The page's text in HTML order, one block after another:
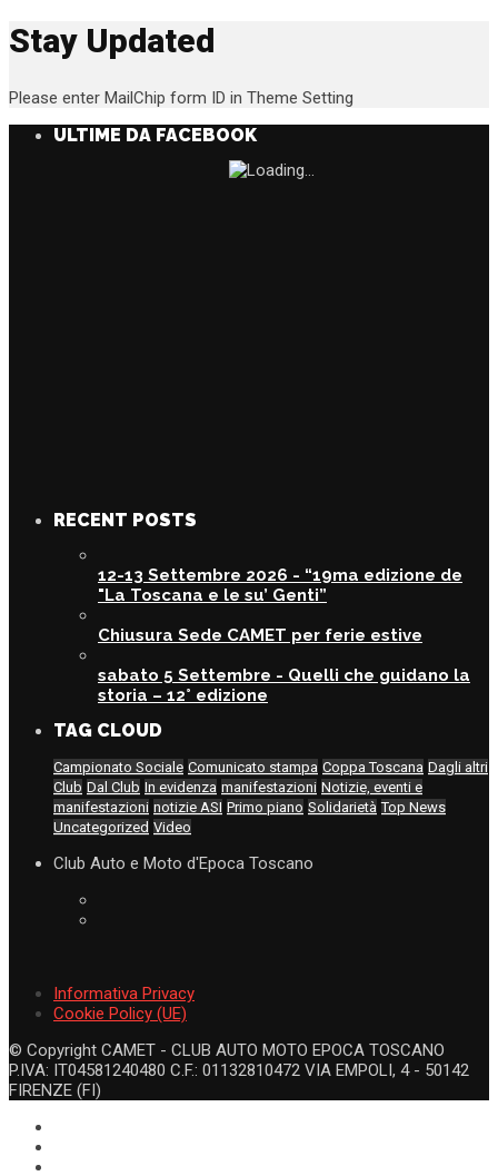
Stay Updated
Please enter MailChip form ID in Theme Setting
ULTIME DA FACEBOOK
RECENT POSTS
12-13 Settembre 2026 - “19ma edizione de
"La Toscana e le su’ Genti”
Chiusura Sede CAMET per ferie estive
sabato 5 Settembre - Quelli che guidano la
storia – 12° edizione
TAG CLOUD
Campionato Sociale Comunicato stampa Coppa Toscana Dagli altri
Club Dal Club In evidenza manifestazioni Notizie, eventi e
manifestazioni notizie ASI Primo piano Solidarietà Top News
Uncategorized Video
Club Auto e Moto d'Epoca Toscano
Informativa Privacy
Cookie Policy (UE)
© Copyright CAMET - CLUB AUTO MOTO EPOCA TOSCANO
P.IVA: IT04581240480 C.F.: 01132810472 VIA EMPOLI, 4 - 50142
FIRENZE (FI)